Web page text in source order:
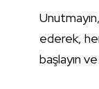
ederek,
başlayın ve